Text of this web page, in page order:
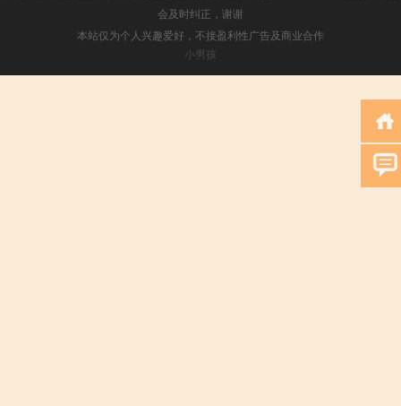
会及时纠正，谢谢
本站仅为个人兴趣爱好，不接盈利性广告及商业合作
小男孩